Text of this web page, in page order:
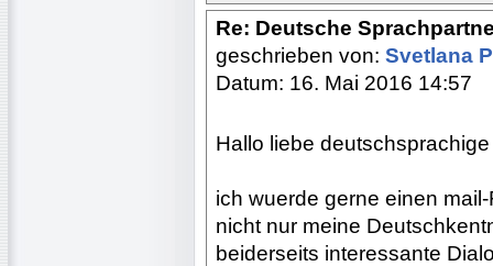
Re: Deutsche
geschrieben von: Svetlana
Datum: 16. Mai 2016 14:57
Hallo liebe
ich wuerde gerne einen
nicht nur meine
beiderseits interessante